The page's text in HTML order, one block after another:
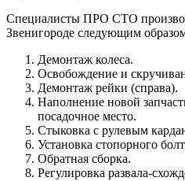
Специалисты ПРО СТО
Звенигороде следующим
Демонтаж колеса.
Освобождение и
Демонтаж рейки (справа).
Наполнение новой
посадочное место.
Стыковка с рулевым
Установка стопорного
Обратная сборка.
Регулировка развала-